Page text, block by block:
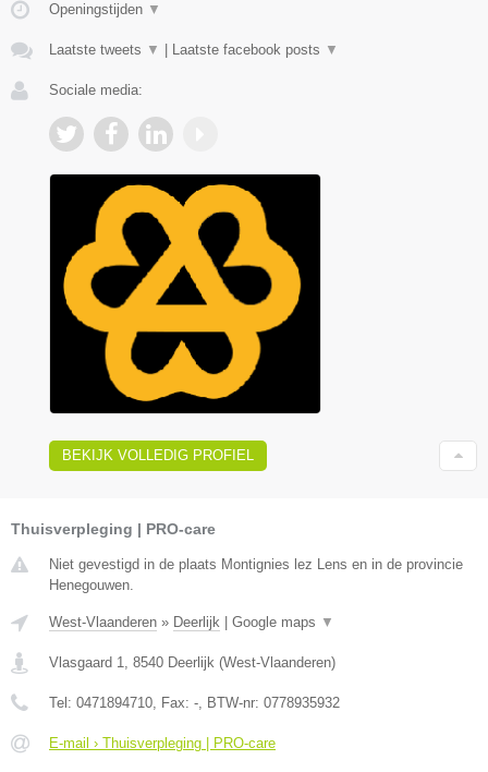
Openingstijden ▼
Laatste tweets ▼ Laatste facebook posts ▼
Sociale media:
BEKIJK VOLLEDIG PROFIEL
Thuisverpleging | PRO-care
Niet gevestigd in de plaats Montignies lez Lens en in de provincie
Henegouwen.
West-Vlaanderen » Deerlijk | Google maps ▼
Vlasgaard 1 8540 Deerlijk (West-Vlaanderen)
Tel: 0471894710 , Fax: - , BTW-nr: 0778935932
E-mail › Thuisverpleging | PRO-care